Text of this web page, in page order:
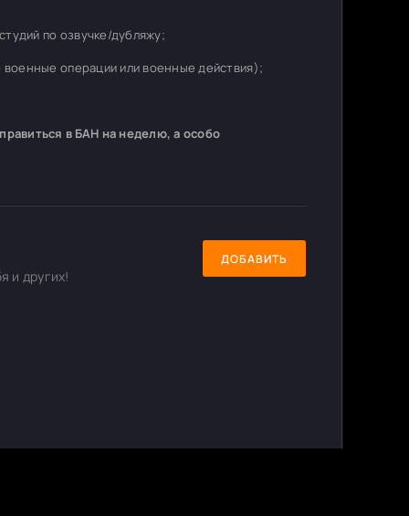
по озвучке/дубляжу;
военные операции или военные действия);
в БАН на неделю, а особо
и других!
ДОБАВИТЬ